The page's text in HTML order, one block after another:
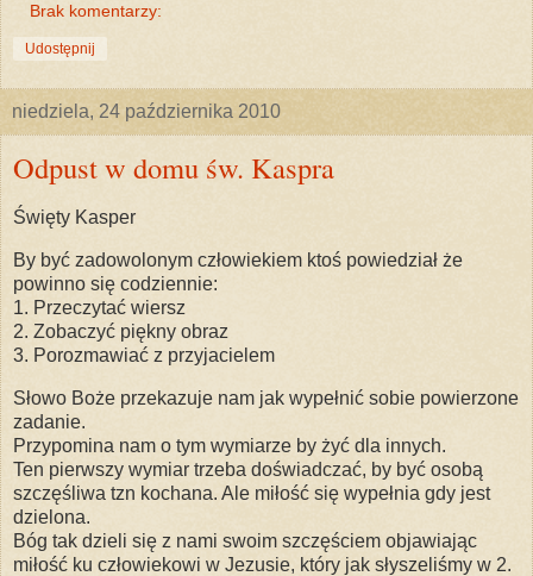
Brak komentarzy:
Udostępnij
niedziela, 24 października 2010
Odpust w domu św. Kaspra
Święty Kasper
By być zadowolonym człowiekiem ktoś powiedział że
powinno się codziennie:
1. Przeczytać wiersz
2. Zobaczyć piękny obraz
3. Porozmawiać z przyjacielem
Słowo Boże przekazuje nam jak wypełnić sobie powierzone
zadanie.
Przypomina nam o tym wymiarze by żyć dla innych.
Ten pierwszy wymiar trzeba doświadczać, by być osobą
szczęśliwa tzn kochana. Ale miłość się wypełnia gdy jest
dzielona.
Bóg tak dzieli się z nami swoim szczęściem objawiając
miłość ku człowiekowi w Jezusie, który jak słyszeliśmy w 2.